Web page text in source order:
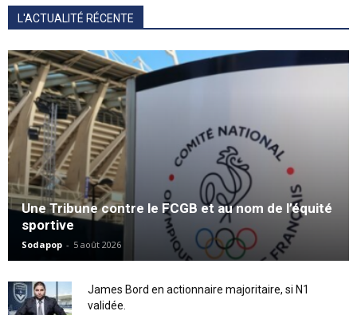
L'ACTUALITÉ RÉCENTE
Une Tribune contre le FCGB et au nom de l’équité
sportive
Sodapop - 5 août 2026
James Bord en actionnaire majoritaire, si N1
validée.